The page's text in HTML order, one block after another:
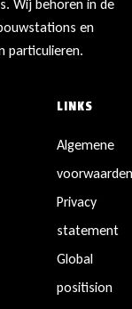
Wij behoren in de
en
particulieren.
LINKS
Algemene
Privacy
statement
Global
positision